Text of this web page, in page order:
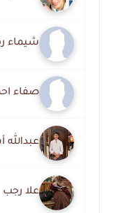
شيماء
صفاء
عبدالله
علا رجب